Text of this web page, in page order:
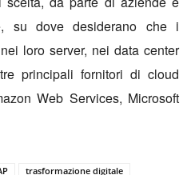
su dove desiderano che i
loro server, nei data center
principali fornitori di cloud
Web Services, Microsoft
trasformazione digitale